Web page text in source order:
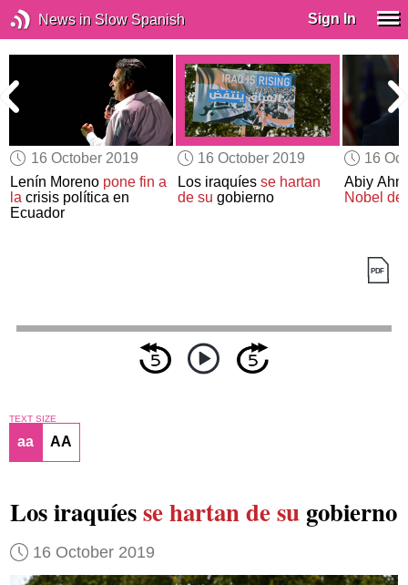
News in Slow Spanish Sign In
16 October 2019
Lenín Moreno pone fin a
la crisis política en
Ecuador
16 October 2019
Los iraquíes se hartan
de su gobierno
16
Abiy
Nobel de
TEXT SIZE
aa AA
Los iraquíesse hartan de sugobierno
16 October 2019